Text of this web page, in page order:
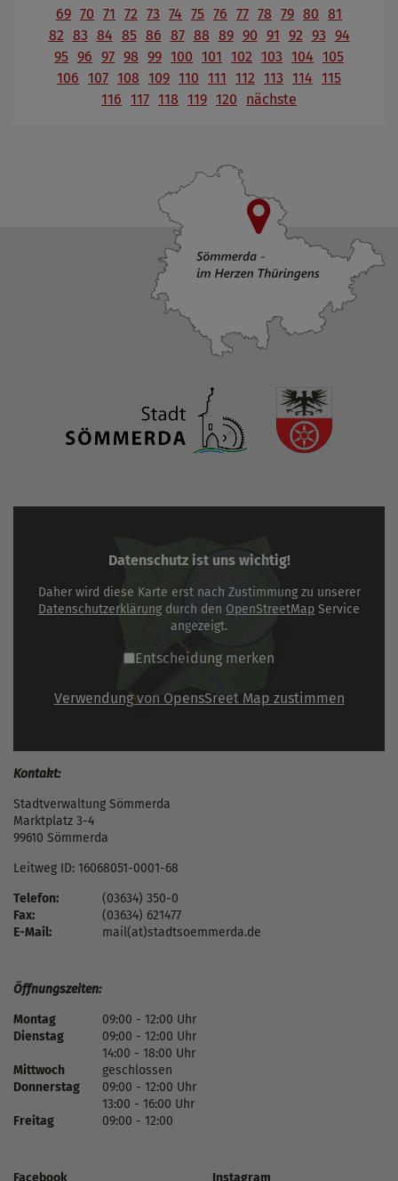
69 70 71 72 73 74 75 76 77 78 79 80 81
82 83 84 85 86 87 88 89 90 91 92 93 94
95 96 97 98 99 100 101 102 103 104 105
106 107 108 109 110 111 112 113 114 115
116 117 118 119 120 nächste
Datenschutz ist uns wichtig!
Daher wird diese Karte erst nach Zustimmung zu unserer
Datenschutzerklärung durch den OpenStreetMap Service
angezeigt.
Entscheidung merken
Verwendung von OpensSreet Map zustimmen
Kontakt:
Stadtverwaltung Sömmerda
Marktplatz 3-4
99610 Sömmerda
Leitweg ID: 16068051-0001-68
Telefon:
(03634) 350-0
Fax:
(03634) 621477
E-Mail:
mail(at)stadtsoemmerda.de
Öffnungszeiten:
Montag
09:00 - 12:00 Uhr
Dienstag
09:00 - 12:00 Uhr
14:00 - 18:00 Uhr
Mittwoch
geschlossen
Donnerstag
09:00 - 12:00 Uhr
13:00 - 16:00 Uhr
Freitag
09:00 - 12:00